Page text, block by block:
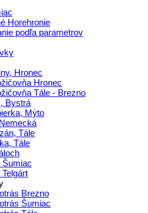
Horehronie
podľa parametrov
Hronec
Hronec
Tále - Brezno
Bystrá
Mýto
Tále
Tále
Šumiac
Brezno
Šumiac